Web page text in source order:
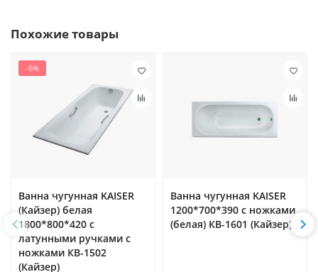
Похожие товары
-6%
Ванна чугунная KAISER
(Кайзер) белая
1800*800*420 с
латунными ручками с
ножками КВ-1502
(Кайзер)
Ванна чугунная KAISER
1200*700*390 с ножками
(белая) КВ-1601 (Кайзер)